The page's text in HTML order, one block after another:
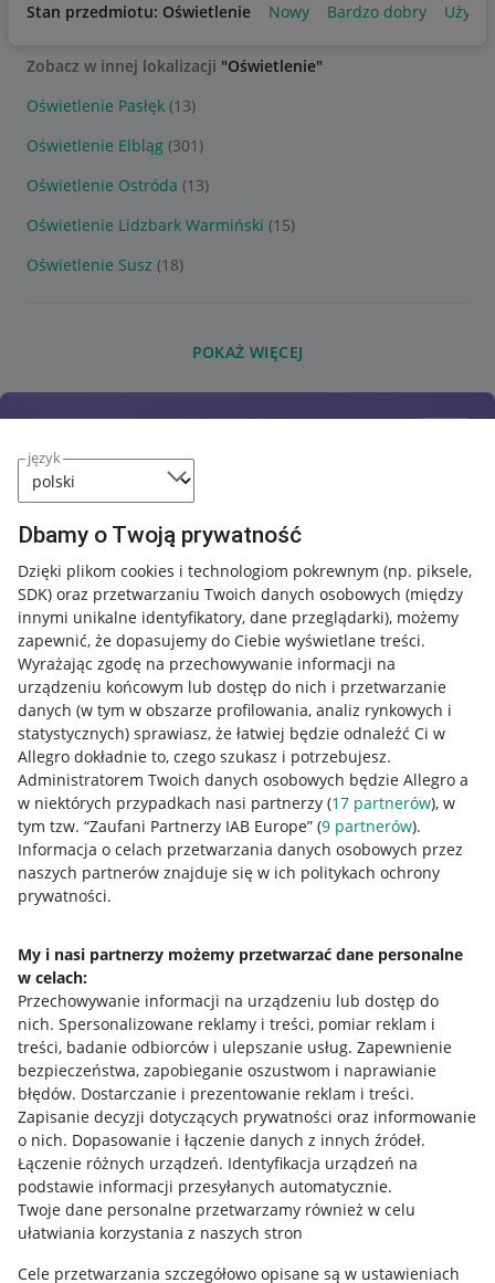
język
Dbamy o Twoją prywatność
Dzięki plikom cookies i technologiom pokrewnym (np. piksele,
SDK) oraz przetwarzaniu Twoich danych osobowych (między
innymi unikalne identyfikatory, dane przeglądarki), możemy
zapewnić, że dopasujemy do Ciebie wyświetlane treści.
Wyrażając zgodę na przechowywanie informacji na
urządzeniu końcowym lub dostęp do nich i przetwarzanie
danych (w tym w obszarze profilowania, analiz rynkowych i
statystycznych) sprawiasz, że łatwiej będzie odnaleźć Ci w
Allegro dokładnie to, czego szukasz i potrzebujesz.
Administratorem Twoich danych osobowych będzie Allegro a
w niektórych przypadkach nasi partnerzy (17 partnerów), w
tym tzw. “Zaufani Partnerzy IAB Europe” (9 partnerów).
Informacja o celach przetwarzania danych osobowych przez
naszych partnerów znajduje się w ich politykach ochrony
prywatności.
My i nasi partnerzy możemy przetwarzać dane personalne
w celach:
Przechowywanie informacji na urządzeniu lub dostęp do
nich. Spersonalizowane reklamy i treści, pomiar reklam i
treści, badanie odbiorców i ulepszanie usług. Zapewnienie
bezpieczeństwa, zapobieganie oszustwom i naprawianie
błędów. Dostarczanie i prezentowanie reklam i treści.
Zapisanie decyzji dotyczących prywatności oraz informowanie
o nich. Dopasowanie i łączenie danych z innych źródeł.
Łączenie różnych urządzeń. Identyfikacja urządzeń na
podstawie informacji przesyłanych automatycznie.
Twoje dane personalne przetwarzamy również w celu
ułatwiania korzystania z naszych stron
Cele przetwarzania szczegółowo opisane są w ustawieniach
Stan przedmiotu: Oświetlenie Nowy Bardzo dobry
Zobacz w innej lokalizacji "Oświetlenie"
Oświetlenie Pasłęk (13)
Oświetlenie Elbląg (301)
Oświetlenie Ostróda (13)
Oświetlenie Lidzbark Warmiński (15)
Oświetlenie Susz (18)
POKAŻ WIĘCEJ
Przydatne informacje
Jak to działa
Allegro Gadane dla sprzedających
Allegro Gadane dla kupujących
Mapa miejscowości
Informacje prawne
Regulamin
Polityka plików "cookies"
Ustawienia plików "cookies"
Udostępnianie lokalizacji